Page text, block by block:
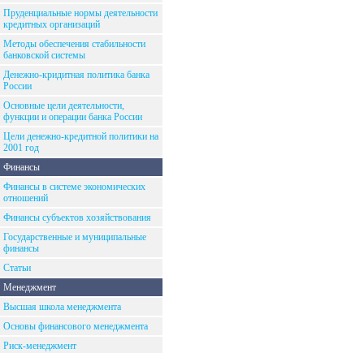
Пруденциальные нормы деятельности
кредитных организаций
Методы обеспечения стабильности
банковской системы
Денежно-кридитная политика банка
России
Основные цели деятельности,
функции и операции банка России
Цели денежно-кредитной политики на
2001 год
Финансы
Финансы в системе экономических
отношений
Финансы субъектов хозяйствования
Государственные и муниципальные
финансы
Статьи
Менеджмент
Высшая школа менеджмента
Основы финансового менеджмента
Риск-менеджмент